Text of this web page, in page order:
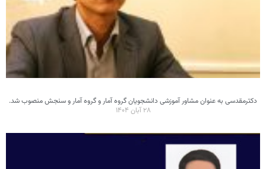
دکترمقدسی به عنوان مشاور آموزشی دانشجویان گروه آمار و گروه آمار و سنجش منصوب شد.
۲۸ آبان ۱۴۰۴